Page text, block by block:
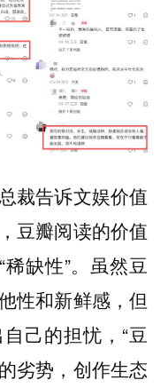
裁告诉文娱价值
豆瓣阅读的价值
缺性”。虽然豆
性和新鲜感，但
己的担忧，“豆
劣势，创作生态